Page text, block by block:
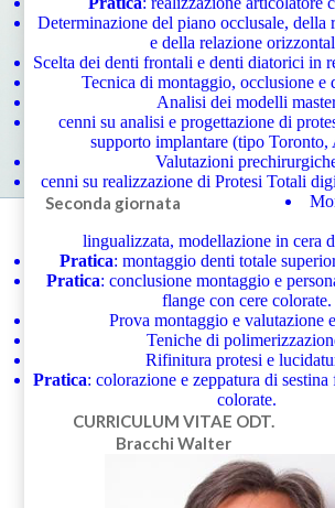
Determinazione del piano occlusale, della
e della relazione
Scelta dei denti frontali e denti diatorici in
Tecnica di montaggio, occlusione e
Analisi dei modelli
cenni su analisi e progettazione di
supporto implantare (tipo
Valutazioni
cenni su realizzazione di Protesi Totali
Seconda giornata
lingualizzata, modellazione in cera
Pratica: montaggio denti totale
Pratica: conclusione montaggio e
flange con cere colorate.
Prova montaggio e valutazione
Teniche di
Rifinitura protesi e
Pratica: colorazione e zeppatura di
colorate.
CURRICULUM VITAE ODT.
Bracchi Walter